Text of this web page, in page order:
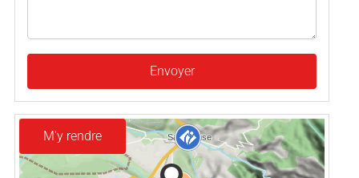
Envoyer
M'y rendre